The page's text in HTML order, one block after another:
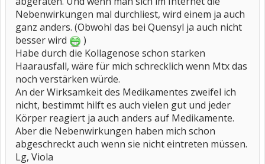
Nebenwirkungen mal durchliest, wird einem ja auch
ganz anders. (Obwohl das bei Quensyl ja auch nicht
besser wird
)
Habe durch die Kollagenose schon starken
Haarausfall, wäre für mich schrecklich wenn Mtx das
noch verstärken würde.
An der Wirksamkeit des Medikamentes zweifel ich
nicht, bestimmt hilft es auch vielen gut und jeder
Körper reagiert ja auch anders auf Medikamente.
Aber die Nebenwirkungen haben mich schon
abgeschreckt auch wenn sie nicht eintreten müssen.
Lg, Viola